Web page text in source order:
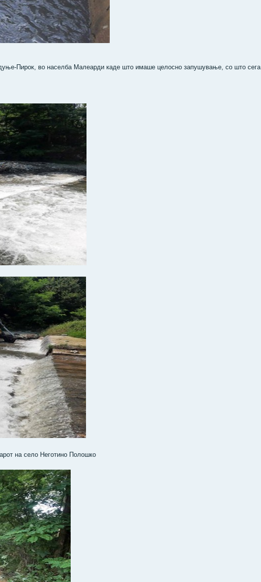
Пирок, во населба Малеарди каде што имаше целосно запушување, со што сега
на село Неготино Полошко